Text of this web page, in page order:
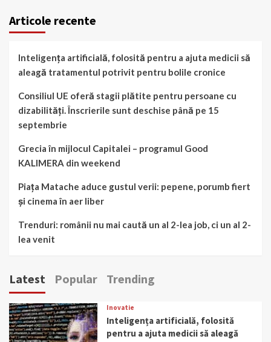
Articole recente
Inteligența artificială, folosită pentru a ajuta medicii să
aleagă tratamentul potrivit pentru bolile cronice
Consiliul UE oferă stagii plătite pentru persoane cu
dizabilități. Înscrierile sunt deschise până pe 15
septembrie
Grecia în mijlocul Capitalei – programul Good
KALIMERA din weekend
Piața Matache aduce gustul verii: pepene, porumb fiert
și cinema în aer liber
Trenduri: românii nu mai caută un al 2-lea job, ci un al 2-
lea venit
Latest Popular Trending
Inovatie
Inteligența artificială, folosită
pentru a ajuta medicii să aleagă